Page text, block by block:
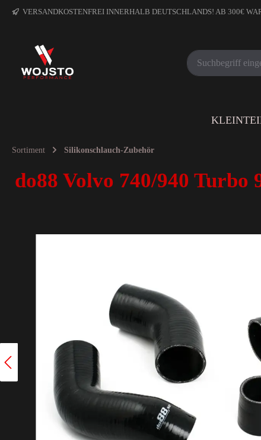
VERSANDKOSTENFREI INNERHALB DEUTSCHLANDS! AB 300€
Sortiment Silikonschlauch-Zubehör
do88 Volvo 740/940 Turbo